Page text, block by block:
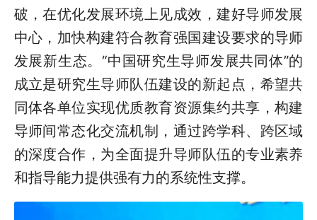
破，在优化发展环境上见成效，建好导师发展
中心，加快构建符合教育强国建设要求的导师
发展新生态。“中国研究生导师发展共同体”的
成立是研究生导师队伍建设的新起点，希望共
同体各单位实现优质教育资源集约共享，构建
导师间常态化交流机制，通过跨学科、跨区域
的深度合作，为全面提升导师队伍的专业素养
和指导能力提供强有力的系统性支撑。